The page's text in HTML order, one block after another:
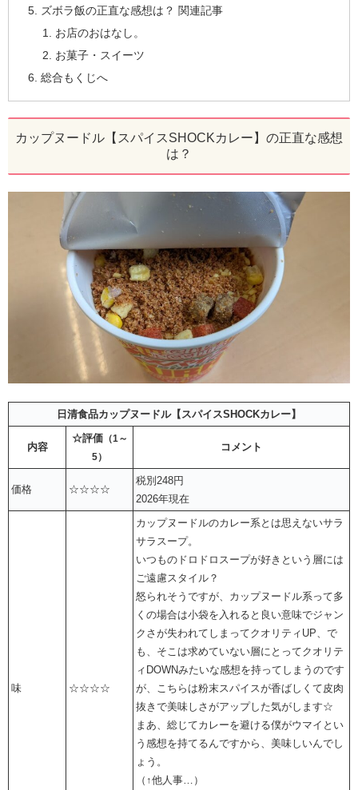
ズボラ飯の正直な感想は？ 関連記事
お店のおはなし。
お菓子・スイーツ
総合もくじへ
カップヌードル【スパイスSHOCKカレー】の正直な感想
は？
日清食品カップヌードル【スパイスSHOCKカレー】
内容
☆評価（1～
5）
コメント
価格 ☆☆☆☆
税別248円
2026年現在
味 ☆☆☆☆
カップヌードルのカレー系とは思えないサラ
サラスープ。
いつものドロドロスープが好きという層には
ご遠慮スタイル？
怒られそうですが、カップヌードル系って多
くの場合は小袋を入れると良い意味でジャン
クさが失われてしまってクオリティUP、で
も、そこは求めていない層にとってクオリテ
ィDOWNみたいな感想を持ってしまうのです
が、こちらは粉末スパイスが香ばしくて皮肉
抜きで美味しさがアップした気がします☆
まあ、総じてカレーを避ける僕がウマイとい
う感想を持てるんですから、美味しいんでし
ょう。
（↑他人事…）